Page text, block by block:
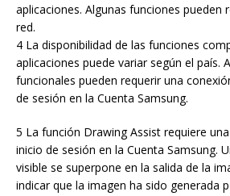
aplicaciones. Algunas funciones pueden
red.
4 La disponibilidad de las funciones
aplicaciones puede variar según el país.
funcionales pueden requerir una
de sesión en la Cuenta Samsung.
5 La función Drawing Assist requiere
inicio de sesión en la Cuenta Samsung.
visible se superpone en la salida de la
indicar que la imagen ha sido generada